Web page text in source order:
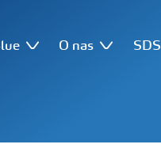
O nas SDS